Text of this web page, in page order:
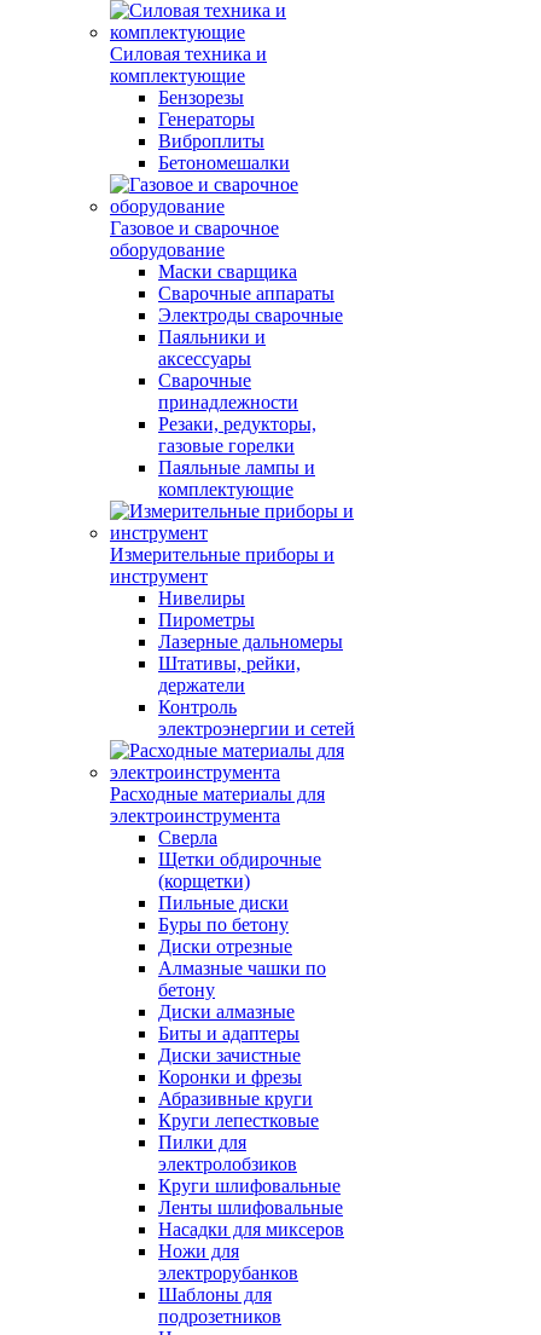
Силовая техника и
комплектующие
Бензорезы
Генераторы
Виброплиты
Бетономешалки
Газовое и сварочное
оборудование
Маски сварщика
Сварочные аппараты
Электроды сварочные
Паяльники и
аксессуары
Сварочные
принадлежности
Резаки, редукторы,
газовые горелки
Паяльные лампы и
комплектующие
Измерительные приборы и
инструмент
Нивелиры
Пирометры
Лазерные дальномеры
Штативы, рейки,
держатели
Контроль
электроэнергии и сетей
Расходные материалы для
электроинструмента
Сверла
Щетки обдирочные
(корщетки)
Пильные диски
Буры по бетону
Диски отрезные
Алмазные чашки по
бетону
Диски алмазные
Биты и адаптеры
Диски зачистные
Коронки и фрезы
Абразивные круги
Круги лепестковые
Пилки для
электролобзиков
Круги шлифовальные
Ленты шлифовальные
Насадки для миксеров
Ножи для
электрорубанков
Шаблоны для
подрозетников